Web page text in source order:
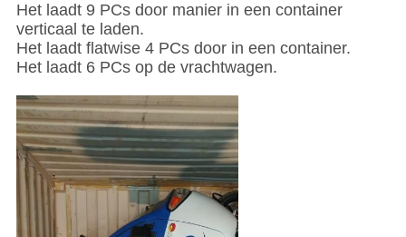
Het laadt 9 PCs door manier in een container
verticaal te laden.
Het laadt flatwise 4 PCs door in een container.
Het laadt 6 PCs op de vrachtwagen.